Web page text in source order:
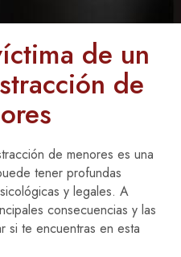
de un
de
de menores es una
tener profundas
y legales. A
consecuencias y las
si te encuentras en esta